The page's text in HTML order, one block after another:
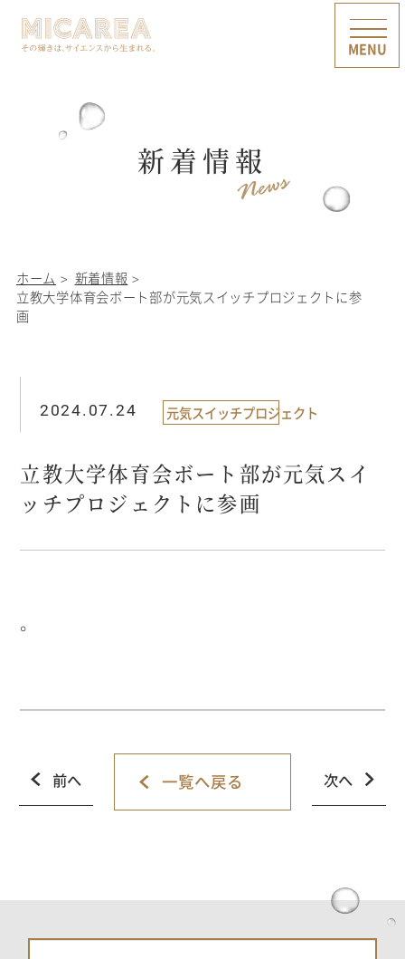
新着情報
ホーム
新着情報
立教大学体育会ボート部が元気スイッチプロジェクトに参
画
2024.07.24 元気スイッチプロジェクト
立教大学体育会ボート部が元気スイ
ッチプロジェクトに参画
。
前へ 一覧へ戻る 次へ